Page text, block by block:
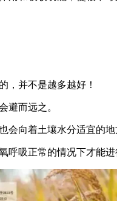
并不是越多越好！
而远之。
着土壤水分适宜的地
正常的情况下才能进